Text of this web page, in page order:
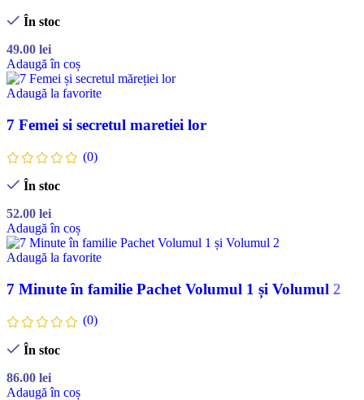
În stoc
49.00 lei
Adaugă în coș
Adaugă la favorite
7 Femei si secretul maretiei lor
(0)
În stoc
52.00 lei
Adaugă în coș
Adaugă la favorite
7 Minute în familie Pachet Volumul 1 și Volumul 2
(0)
În stoc
86.00 lei
Adaugă în coș